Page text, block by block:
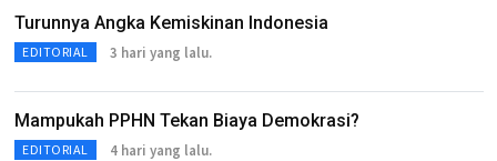
Turunnya Angka Kemiskinan Indonesia
EDITORIAL 3 hari yang lalu.
Mampukah PPHN Tekan Biaya Demokrasi?
EDITORIAL 4 hari yang lalu.